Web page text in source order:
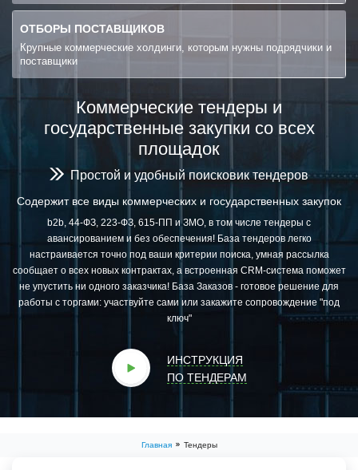
ОТБОРЫ ПОСТАВЩИКОВ
Крупные коммерческие холдинги, которым нужны подрядчики и
поставщики
Коммерческие тендеры и
государственные закупки со всех
площадок
Простой и удобный поисковик тендеров
Содержит все виды коммерческих и государственных закупок
b2b, 44-ФЗ, 223-ФЗ, 615-ПП и ЗМО, в том числе тендеры с
авансированием и без обеспечения! База тендеров легко
настраивается точно под ваши критерии поиска, умная рассылка
сообщает о всех новых контрактах, а встроенная CRM-система поможет
не упустить ни одного заказчика! База Заказов - готовое решение для
работы с торгами: участвуйте сами или закажите сопровождение "под
ключ"
ИНСТРУКЦИЯ
ПО ТЕНДЕРАМ
Главная Тендеры